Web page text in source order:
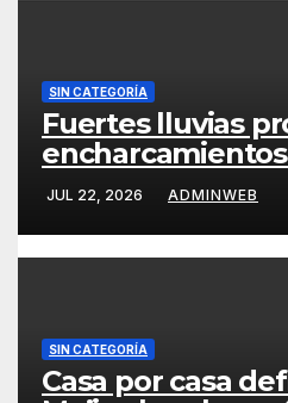
SIN CATEGORÍA
Fuertes lluvias
árbol, sin daños
Acapulco
JUL 22, 2026 ADMINWEB
SIN CATEGORÍA
Casa por casa